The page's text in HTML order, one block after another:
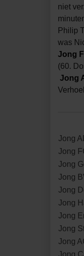
niet
Philip
was
Jong
(60.
Jong
Jong
Jong
Jong
Jong
Jong
Jong
Jong
Jong
Jong